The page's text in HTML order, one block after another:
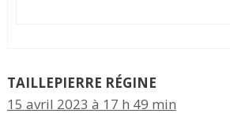
TAILLEPIERRE RÉGINE
15 avril 2023 à 17 h 49 min